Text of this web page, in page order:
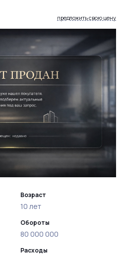
предложить свою цену
Возраст
10 лет
Обороты
80 000 000
Расходы